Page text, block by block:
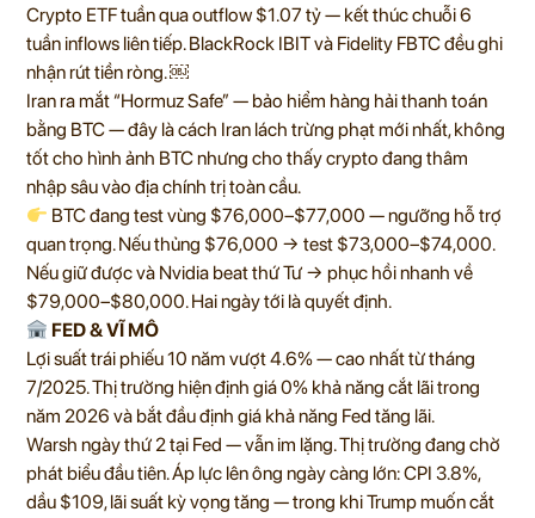
Crypto ETF tuần qua outflow $1.07 tỷ — kết thúc chuỗi 6
tuần inflows liên tiếp. BlackRock IBIT và Fidelity FBTC đều ghi
nhận rút tiền ròng. ￼
Iran ra mắt “Hormuz Safe” — bảo hiểm hàng hải thanh toán
bằng BTC — đây là cách Iran lách trừng phạt mới nhất, không
tốt cho hình ảnh BTC nhưng cho thấy crypto đang thâm
nhập sâu vào địa chính trị toàn cầu.
BTC đang test vùng $76,000–$77,000 — ngưỡng hỗ trợ
quan trọng. Nếu thủng $76,000 → test $73,000–$74,000.
Nếu giữ được và Nvidia beat thứ Tư → phục hồi nhanh về
$79,000–$80,000. Hai ngày tới là quyết định.
FED & VĨ MÔ
Lợi suất trái phiếu 10 năm vượt 4.6% — cao nhất từ tháng
7/2025. Thị trường hiện định giá 0% khả năng cắt lãi trong
năm 2026 và bắt đầu định giá khả năng Fed tăng lãi.
Warsh ngày thứ 2 tại Fed — vẫn im lặng. Thị trường đang chờ
phát biểu đầu tiên. Áp lực lên ông ngày càng lớn: CPI 3.8%,
dầu $109, lãi suất kỳ vọng tăng — trong khi Trump muốn cắt